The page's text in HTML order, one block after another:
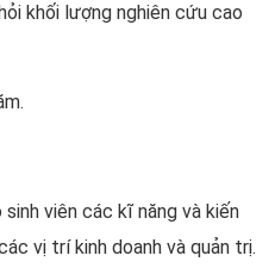
khối lượng nghiên cứu cao
viên các kĩ năng và kiến
vị trí kinh doanh và quản trị.